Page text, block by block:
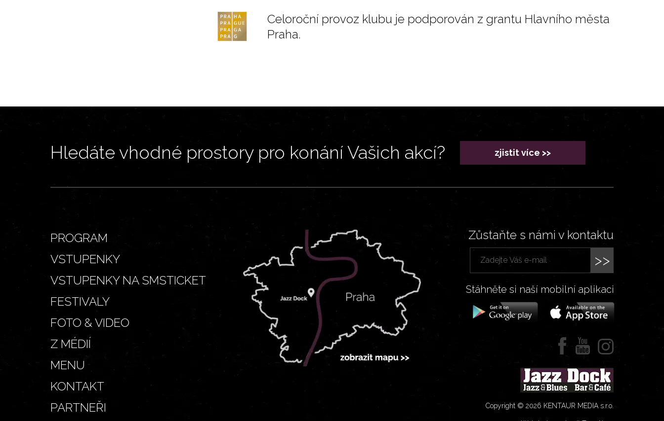
Celoroční provoz klubu je podporován z grantu Hlavního města
Praha.
Hledáte vhodné prostory pro konání Vašich akcí? zjistit více >>
PROGRAM
VSTUPENKY
VSTUPENKY NA SMSTICKET
FESTIVALY
FOTO & VIDEO
Z MÉDIÍ
MENU
KONTAKT
PARTNEŘI
Zůstaňte s námi v kontaktu
>>
Stáhněte si naší mobilní aplikaci
Copyright © 2026 KENTAUR MEDIA s.r.o.